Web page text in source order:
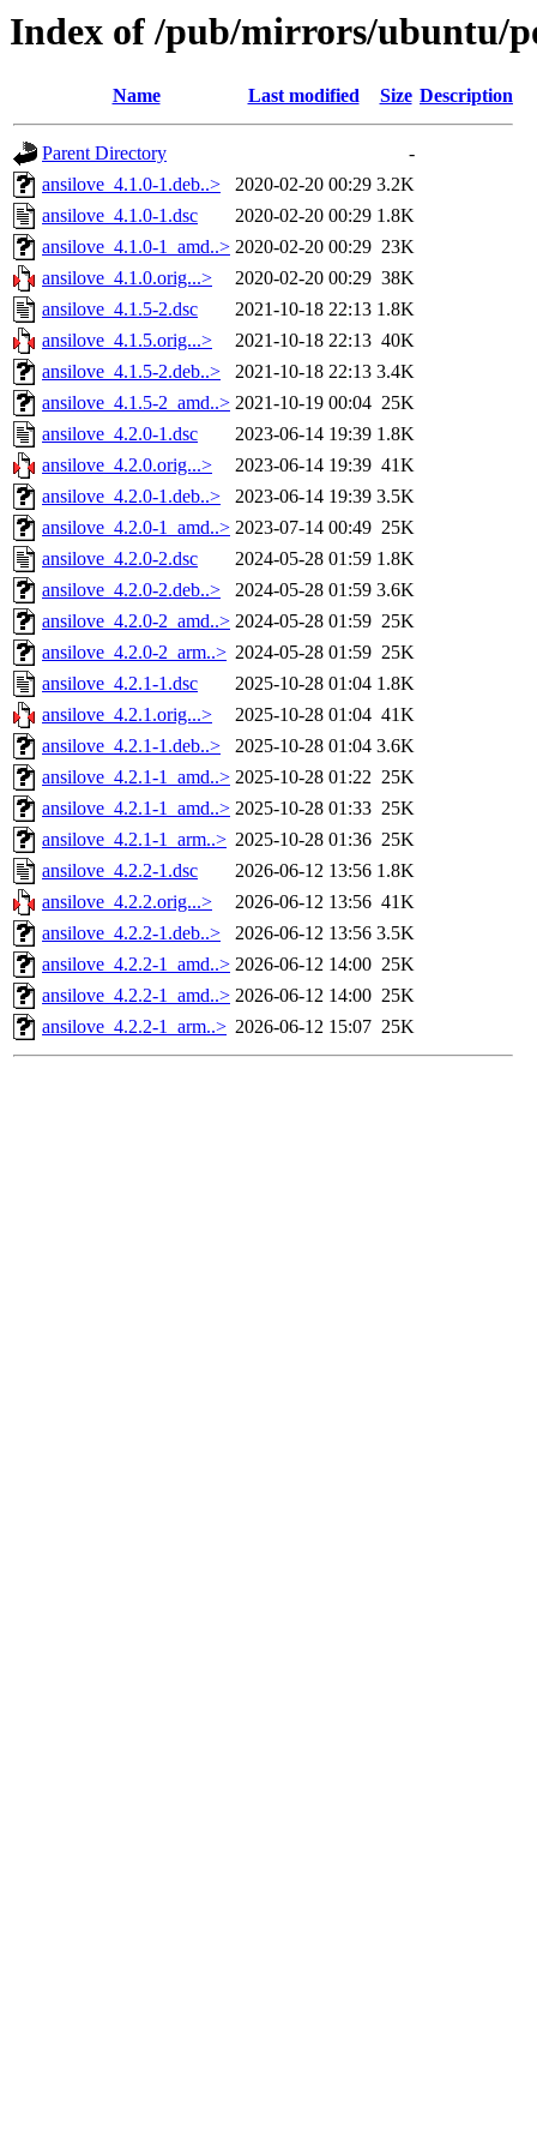
Index of /pub/mirrors/ubuntu/
Name Last modified Size Description
Parent Directory
-
ansilove_4.1.0-1.deb..>
2020-02-20 00:29 3.2K
ansilove_4.1.0-1.dsc
2020-02-20 00:29 1.8K
ansilove_4.1.0-1_amd..> 2020-02-20 00:29 23K
ansilove_4.1.0.orig...>
2020-02-20 00:29 38K
ansilove_4.1.5-2.dsc
2021-10-18 22:13 1.8K
ansilove_4.1.5.orig...>
2021-10-18 22:13 40K
ansilove_4.1.5-2.deb..>
2021-10-18 22:13 3.4K
ansilove_4.1.5-2_amd..> 2021-10-19 00:04 25K
ansilove_4.2.0-1.dsc
2023-06-14 19:39 1.8K
ansilove_4.2.0.orig...>
2023-06-14 19:39 41K
ansilove_4.2.0-1.deb..>
2023-06-14 19:39 3.5K
ansilove_4.2.0-1_amd..> 2023-07-14 00:49 25K
ansilove_4.2.0-2.dsc
2024-05-28 01:59 1.8K
ansilove_4.2.0-2.deb..>
2024-05-28 01:59 3.6K
ansilove_4.2.0-2_amd..> 2024-05-28 01:59 25K
ansilove_4.2.0-2_arm..> 2024-05-28 01:59 25K
ansilove_4.2.1-1.dsc
2025-10-28 01:04 1.8K
ansilove_4.2.1.orig...>
2025-10-28 01:04 41K
ansilove_4.2.1-1.deb..>
2025-10-28 01:04 3.6K
ansilove_4.2.1-1_amd..> 2025-10-28 01:22 25K
ansilove_4.2.1-1_amd..> 2025-10-28 01:33 25K
ansilove_4.2.1-1_arm..> 2025-10-28 01:36 25K
ansilove_4.2.2-1.dsc
2026-06-12 13:56 1.8K
ansilove_4.2.2.orig...>
2026-06-12 13:56 41K
ansilove_4.2.2-1.deb..>
2026-06-12 13:56 3.5K
ansilove_4.2.2-1_amd..> 2026-06-12 14:00 25K
ansilove_4.2.2-1_amd..> 2026-06-12 14:00 25K
ansilove_4.2.2-1_arm..> 2026-06-12 15:07 25K